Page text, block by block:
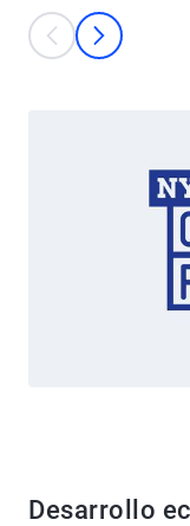
This is a carousel
anteriorSiguiente
Desarrollo